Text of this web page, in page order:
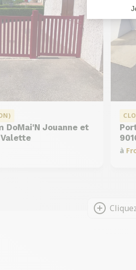
DoMai'N Jouanne et
à